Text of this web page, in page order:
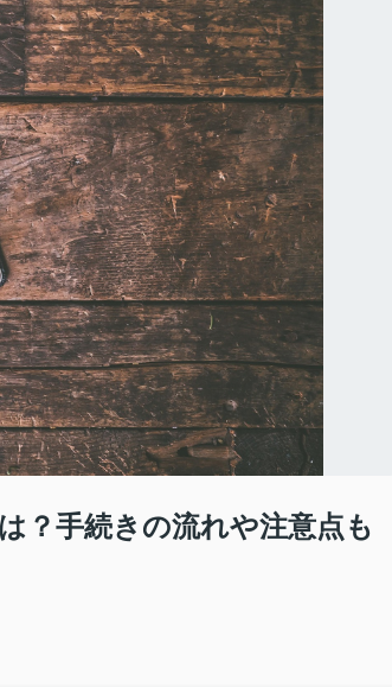
？手続きの流れや注意点も